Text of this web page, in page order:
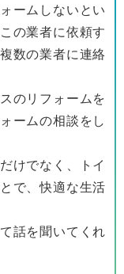
ームしないとい
の業者に依頼す
数の業者に連絡
のリフォームを
ームの相談をし
けでなく、トイ
で、快適な生活
話を聞いてくれ